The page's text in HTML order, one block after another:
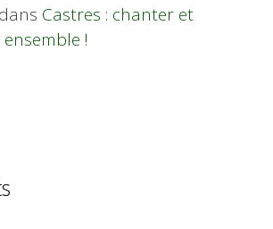
dans Castres : chanter et
!